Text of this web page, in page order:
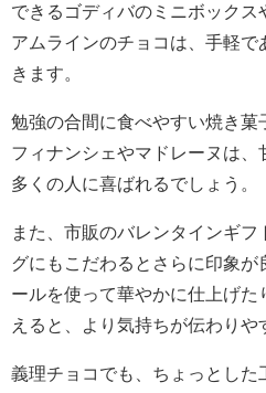
できるゴディバのミニボックス
アムラインのチョコは、手軽
きます。
勉強の合間に食べやすい焼き菓
フィナンシェやマドレーヌは、
多くの人に喜ばれるでしょう。
また、市販のバレンタインギ
グにもこだわるとさらに印象が
ールを使って華やかに仕上げた
えると、より気持ちが伝わりや
義理チョコでも、ちょっとした